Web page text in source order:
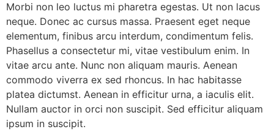
Morbi non leo luctus mi pharetra egestas. Ut non lacus
neque. Donec ac cursus massa. Praesent eget neque
elementum, finibus arcu interdum, condimentum felis.
Phasellus a consectetur mi, vitae vestibulum enim. In
vitae arcu ante. Nunc non aliquam mauris. Aenean
commodo viverra ex sed rhoncus. In hac habitasse
platea dictumst. Aenean in efficitur urna, a iaculis elit.
Nullam auctor in orci non suscipit. Sed efficitur aliquam
ipsum in suscipit.